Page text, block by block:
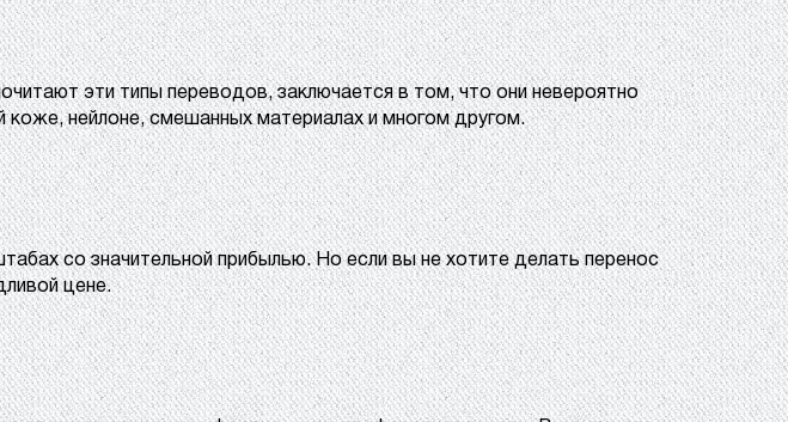
эти типы переводов, заключается в том, что они невероятно
коже, нейлоне, смешанных материалах и многом другом.
со значительной прибылью. Но если вы не хотите делать перенос
цене.